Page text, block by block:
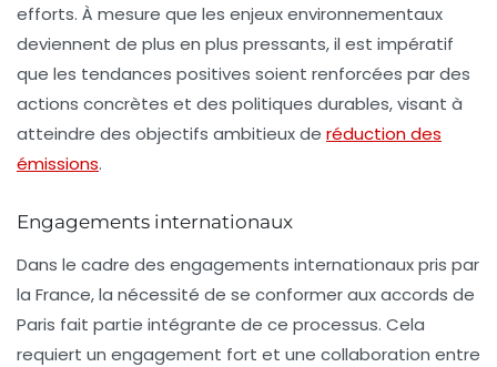
efforts. À mesure que les enjeux environnementaux
deviennent de plus en plus pressants, il est impératif
que les tendances positives soient renforcées par des
actions concrètes et des politiques durables, visant à
atteindre des objectifs ambitieux de réduction des
émissions.
Engagements internationaux
Dans le cadre des engagements internationaux pris par
la France, la nécessité de se conformer aux accords de
Paris fait partie intégrante de ce processus. Cela
requiert un engagement fort et une collaboration entre